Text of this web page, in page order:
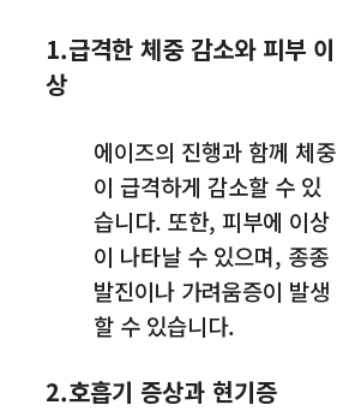
1.급격한 체중 감소와 피부 이
상
에이즈의 진행과 함께 체중
이 급격하게 감소할 수 있
습니다. 또한, 피부에 이상
이 나타날 수 있으며, 종종
발진이나 가려움증이 발생
할 수 있습니다.
2.호흡기 증상과 현기증